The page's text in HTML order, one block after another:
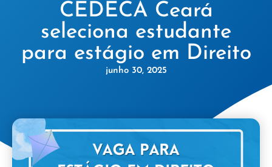
CEDECA Ceará
seleciona estudante
para estágio em Direito
junho 30, 2025